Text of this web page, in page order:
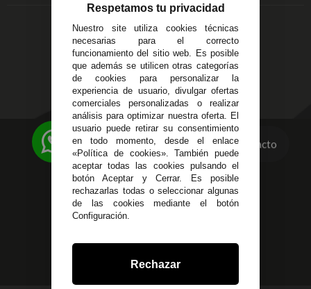
14
Alzira - Valencia
C/ Esplugues, 135
Devoluciones
Política de Privacidad
Pago Seguro
Terminos y
Condiciones Generales
Políticas de Cookies
623 23 31 98
Atendemos Whatsapp
955 44 45 43/955 44 45 44
info@steielectronica.com
Avenida Plaza de Toros,
Local 3 Écija (Sevilla)
Contacto
Respetamos tu privacidad
Nuestro site utiliza cookies técnicas
necesarias para el correcto
funcionamiento del sitio web. Es posible
que además se utilicen otras categorías
de cookies para personalizar la
experiencia de usuario, divulgar ofertas
comerciales personalizadas o realizar
análisis para optimizar nuestra oferta. El
usuario puede retirar su consentimiento
en todo momento, desde el enlace
«Política de cookies». También puede
aceptar todas las cookies pulsando el
botón Aceptar y Cerrar. Es posible
rechazarlas todas o seleccionar algunas
de las cookies mediante el botón
Configuración.
Rechazar